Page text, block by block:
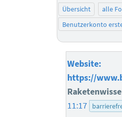
Übersicht alle
Benutzerkonto
Website:
https://
11:17